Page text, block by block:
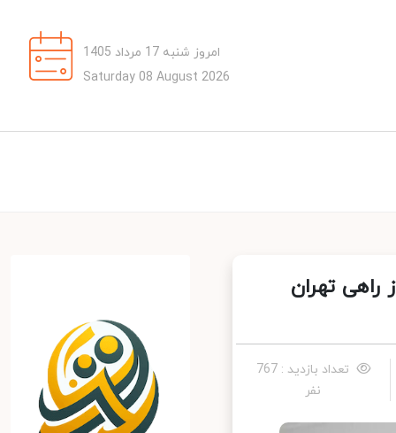
امروز شنبه 17 مرداد 1405
Saturday 08 August 2026
تهران
تعداد بازدید : 767
نفر